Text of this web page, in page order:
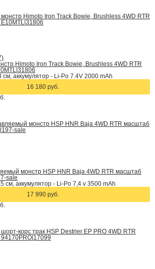
Himoto Iron Track Bowie, Brushless 4WD RTR
см, аккумулятор - Li-Po 7.4V 2000 mAh
16 180 руб.
монстр HSP HNR Baja 4WD RTR масштаб
sale
см, аккумулятор - Li-Po 7,4 v 3500 mAh
17 990 руб.